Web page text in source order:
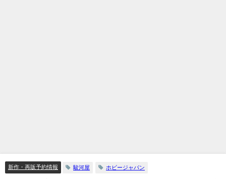
新作・再販予約情報 駿河屋 ホビージャパン